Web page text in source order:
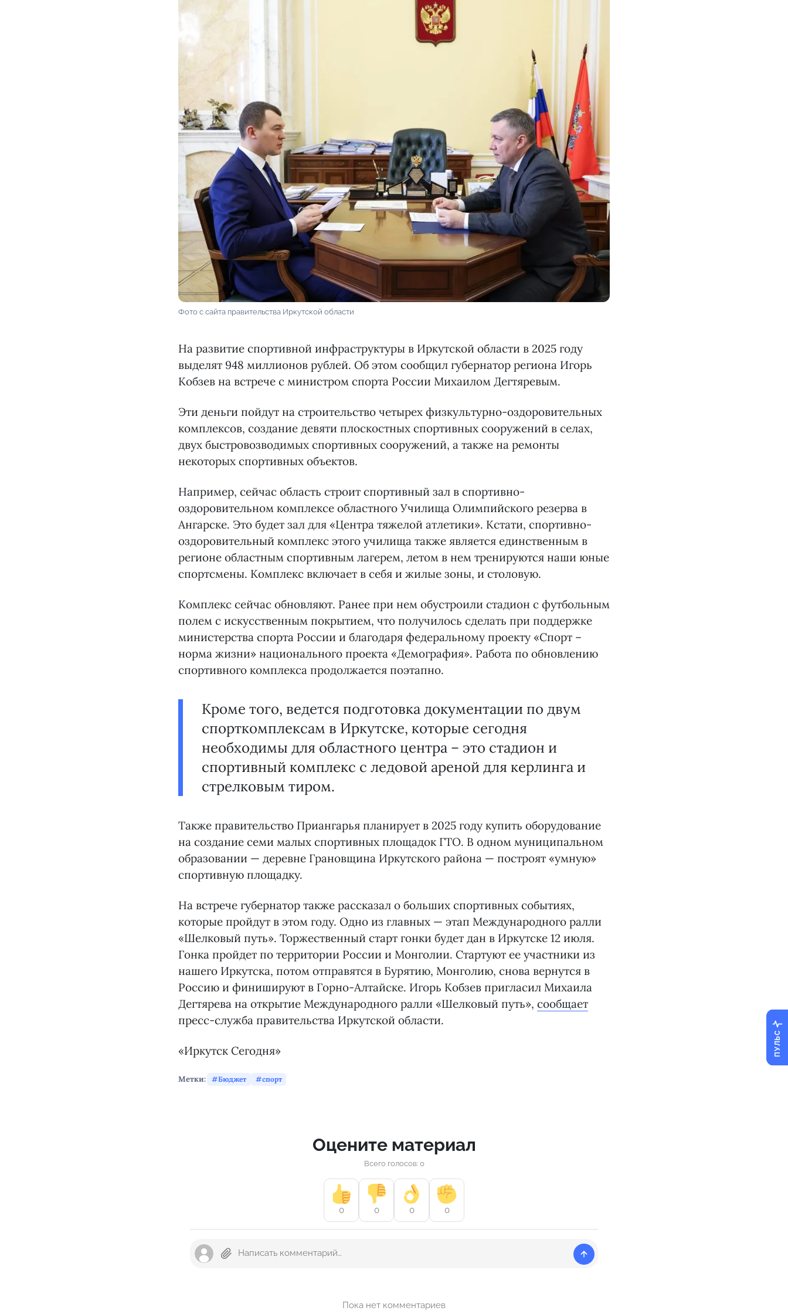
Фото с сайта правительства Иркутской области
На развитие спортивной инфраструктуры в Иркутской области в 2025 году
выделят 948 миллионов рублей. Об этом сообщил губернатор региона Игорь
Кобзев на встрече с министром спорта России Михаилом Дегтяревым.
Эти деньги пойдут на строительство четырех физкультурно-оздоровительных
комплексов, создание девяти плоскостных спортивных сооружений в селах,
двух быстровозводимых спортивных сооружений, а также на ремонты
некоторых спортивных объектов.
Например, сейчас область строит спортивный зал в спортивно-
оздоровительном комплексе областного Училища Олимпийского резерва в
Ангарске. Это будет зал для «Центра тяжелой атлетики». Кстати, спортивно-
оздоровительный комплекс этого училища также является единственным в
регионе областным спортивным лагерем, летом в нем тренируются наши юные
спортсмены. Комплекс включает в себя и жилые зоны, и столовую.
Комплекс сейчас обновляют. Ранее при нем обустроили стадион с футбольным
полем с искусственным покрытием, что получилось сделать при поддержке
министерства спорта России и благодаря федеральному проекту «Спорт –
норма жизни» национального проекта «Демография». Работа по обновлению
спортивного комплекса продолжается поэтапно.
Кроме того, ведется подготовка документации по двум
спорткомплексам в Иркутске, которые сегодня
необходимы для областного центра – это стадион и
спортивный комплекс с ледовой ареной для керлинга и
стрелковым тиром.
Также правительство Приангарья планирует в 2025 году купить оборудование
на создание семи малых спортивных площадок ГТО. В одном муниципальном
образовании — деревне Грановщина Иркутского района — построят «умную»
спортивную площадку.
На встрече губернатор также рассказал о больших спортивных событиях,
которые пройдут в этом году. Одно из главных — этап Международного ралли
«Шелковый путь». Торжественный старт гонки будет дан в Иркутске 12 июля.
Гонка пройдет по территории России и Монголии. Стартуют ее участники из
нашего Иркутска, потом отправятся в Бурятию, Монголию, снова вернутся в
Россию и финишируют в Горно-Алтайске. Игорь Кобзев пригласил Михаила
Дегтярева на открытие Международного ралли «Шелковый путь», сообщает
пресс-служба правительства Иркутской области.
«Иркутск Сегодня»
Метки: Бюджет спорт
Оцените материал
Всего голосов: 0
0 0 0 0
Пока нет комментариев
ПУЛЬС